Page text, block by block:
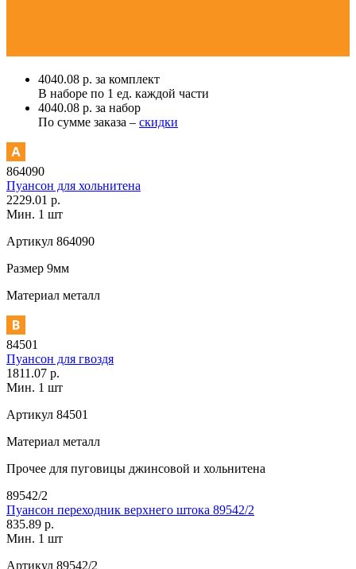
4040.08 р. за комплект
В наборе по 1 ед. каждой части
4040.08 р. за набор
По сумме заказа – скидки
864090
Пуансон для хольнитена
2229.01 р.
Мин. 1 шт
Артикул 864090
Размер 9мм
Материал металл
84501
Пуансон для гвоздя
1811.07 р.
Мин. 1 шт
Артикул 84501
Материал металл
Прочее для пуговицы джинсовой и хольнитена
89542/2
Пуансон переходник верхнего штока 89542/2
835.89 р.
Мин. 1 шт
Артикул 89542/2